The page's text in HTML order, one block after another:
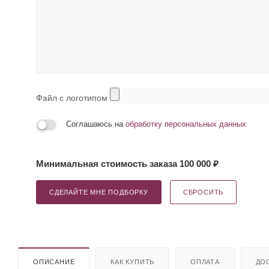
Файл с логотипом
Соглашаюсь на обработку персональных данных
Минимальная стоимость заказа 100 000 ₽
СДЕЛАЙТЕ МНЕ ПОДБОРКУ СБРОСИТЬ
ОПИСАНИЕ КАК КУПИТЬ ОПЛАТА